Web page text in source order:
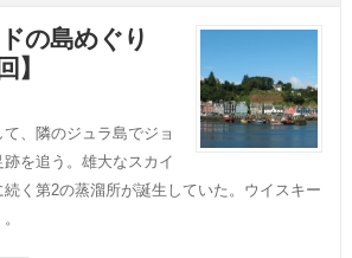
の島めぐり
】
、隣のジュラ島でジョ
を追う。雄大なスカイ
く第2の蒸溜所が誕生していた。ウイスキー